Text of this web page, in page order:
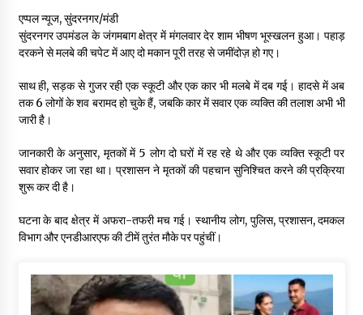
आपदा के दौरान मीडिया संचार एवं सूचना प्रबंधन पर शिमला में एक दिवसीय
ओरिएंटेशन कार्यशाला आयोजित
06/08/2026
06/08/2026
एप्पल न्यूज, सुंदरनगर/मंडी
सुंदरनगर उपमंडल के जंगमबाग क्षेत्र में मंगलवार देर शाम भीषण भूस्खलन हुआ। पहाड़
दरकने से मलबे की चपेट में आए दो मकान पूरी तरह से जमींदोज़ हो गए।
साथ ही, सड़क से गुजर रही एक स्कूटी और एक कार भी मलबे में दब गई। हादसे में अब
तक 6 लोगों के शव बरामद हो चुके हैं, जबकि कार में सवार एक व्यक्ति की तलाश अभी भी
जारी है।
जानकारी के अनुसार, मृतकों में 5 लोग दो घरों में रह रहे थे और एक व्यक्ति स्कूटी पर
सवार होकर जा रहा था। प्रशासन ने मृतकों की पहचान सुनिश्चित करने की प्रक्रिया
शुरू कर दी है।
घटना के बाद क्षेत्र में अफरा-तफरी मच गई। स्थानीय लोग, पुलिस, प्रशासन, दमकल
विभाग और एनडीआरएफ की टीमें तुरंत मौके पर पहुंचीं।